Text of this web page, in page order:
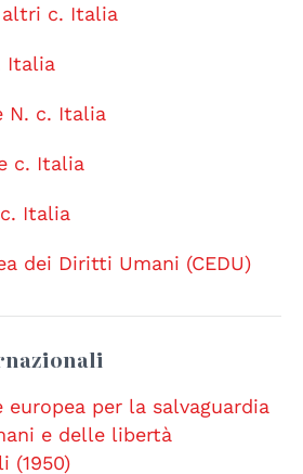
altri c. Italia
Italia
N. c. Italia
c. Italia
Italia
dei Diritti Umani (CEDU)
europea per la salvaguardia
e delle libertà
(1950)